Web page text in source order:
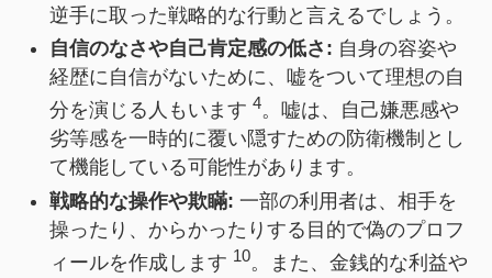
逆手に取った戦略的な行動と言えるでしょう。
自信のなさや自己肯定感の低さ: 自身の容姿や
経歴に自信がないために、嘘をついて理想の自
分を演じる人もいます 4。嘘は、自己嫌悪感や
劣等感を一時的に覆い隠すための防衛機制とし
て機能している可能性があります。
戦略的な操作や欺瞞: 一部の利用者は、相手を
操ったり、からかったりする目的で偽のプロフ
ィールを作成します 10。また、金銭的な利益や